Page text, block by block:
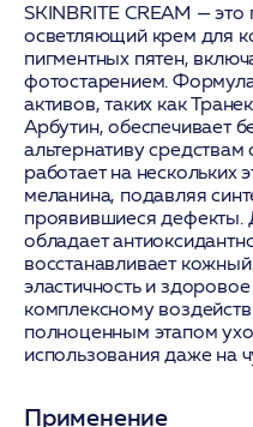
SKINBRITE CREAM —
осветляющий крем для
пигментных пятен,
фотостарением.
активов, таких как
Арбутин, обеспечивает
альтернативу
работает на нескольких
меланина, подавляя
проявившиеся дефекты.
обладает
восстанавливает
эластичность и
комплексному
полноценным этапом
использования даже на
Применение